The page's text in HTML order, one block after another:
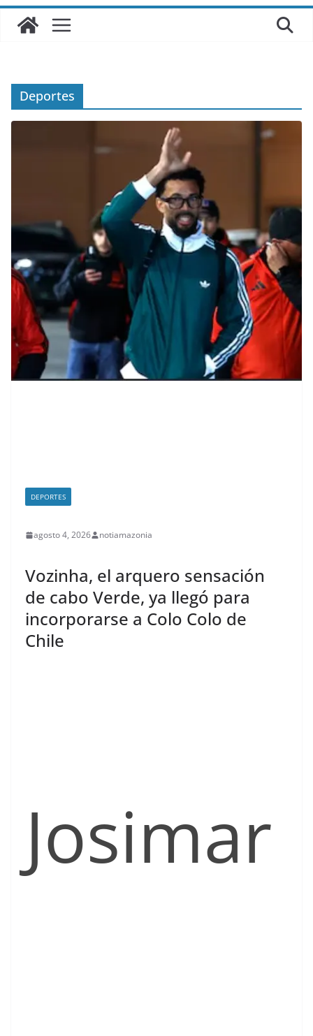
Deportes
DEPORTES
agosto 4, 2026 notiamazonia
Vozinha, el arquero sensación
de cabo Verde, ya llegó para
incorporarse a Colo Colo de
Chile
Josimar